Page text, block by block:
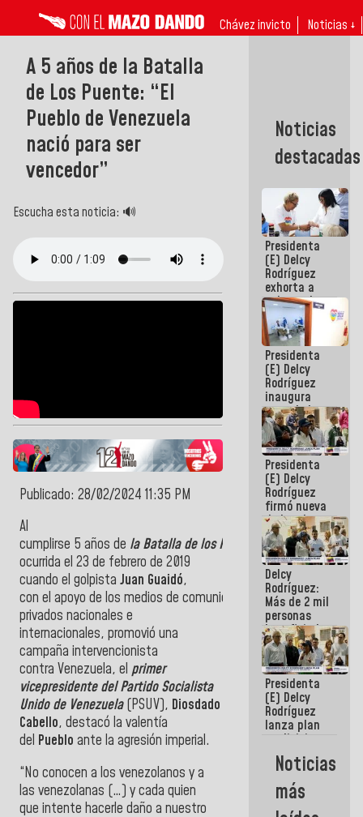
Chávez invicto Noticias ↓
A 5 años de la Batalla
de Los Puente: “El
Pueblo de Venezuela
nació para ser
vencedor”
Escucha esta noticia: 🔊
Publicado: 28/02/2024 11:35 PM
Al
cumplirse 5 años de la Batalla de los Puentes ,
ocurrida el 23 de febrero de 2019
cuando el golpista Juan Guaidó,
con el apoyo de los medios de comunicación
privados nacionales e
internacionales, promovió una
campaña intervencionista
contra Venezuela, el primer
vicepresidente del Partido Socialista
Unido de Venezuela(PSUV), Diosdado
Cabello, destacó la valentía
del Pueblo ante la agresión imperial.
“No conocen a los venezolanos y a
las venezolanas (…) y cada quien
que intente hacerle daño a nuestro
Noticias
destacadas
Presidenta
(E) Delcy
Rodríguez
exhorta a
gobernadores
y alcaldes a
edificar
casas para
abuelos
Presidenta
(E) Delcy
Rodríguez
inaugura
casa de los
Abuelos
Primavera
en Caracas
Presidenta
(E) Delcy
Rodríguez
firmó nueva
de Ley de
Arrendamiento
aprobada
por la AN
Delcy
Rodríguez:
Más de 2 mil
personas
beneficiadas
con planes
para
atención de
emergencia
sísmica en
la última
semana
Presidenta
(E) Delcy
Rodríguez
lanza plan
crediticio
con subsidio
a Juntas de
Condominio
Noticias
más